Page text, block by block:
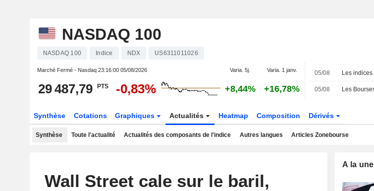
NASDAQ 100
NASDAQ 100 Indice NDX US6311011026
Marché Fermé - Nasdaq 23:16:00 05/08/2026 Varia. 5j. Varia. 1 janv.
29 487,79 PTS -0,83% +8,44% +16,78%
05/08
05/08
Synthèse Cotations Graphiques Actualités Heatmap Composition Dérivés
Synthèse Toute l'actualité Actualités des composants de l'indice Autres langues Articles Zonebourse
Wall Street cale sur le baril,
A la une